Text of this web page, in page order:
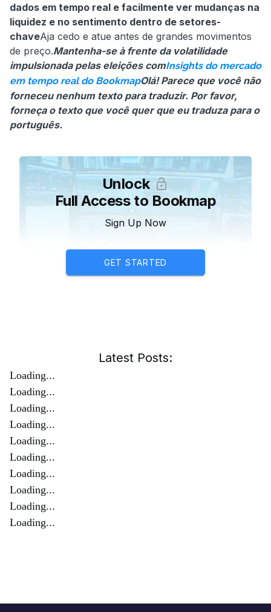
dados em tempo real e facilmente ver mudanças na
liquidez e no sentimento dentro de setores-
chaveAja cedo e atue antes de grandes movimentos
de preço.Mantenha-se à frente da volatilidade
impulsionada pelas eleições comInsights do mercado
em tempo real do BookmapOlá! Parece que você não
forneceu nenhum texto para traduzir. Por favor,
forneça o texto que você quer que eu traduza para o
português.
Unlock
Full Access to Bookmap
Sign Up Now
GET STARTED
Latest Posts:
Loading...
Loading...
Loading...
Loading...
Loading...
Loading...
Loading...
Loading...
Loading...
Loading...